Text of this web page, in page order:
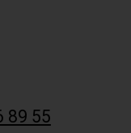
89 55